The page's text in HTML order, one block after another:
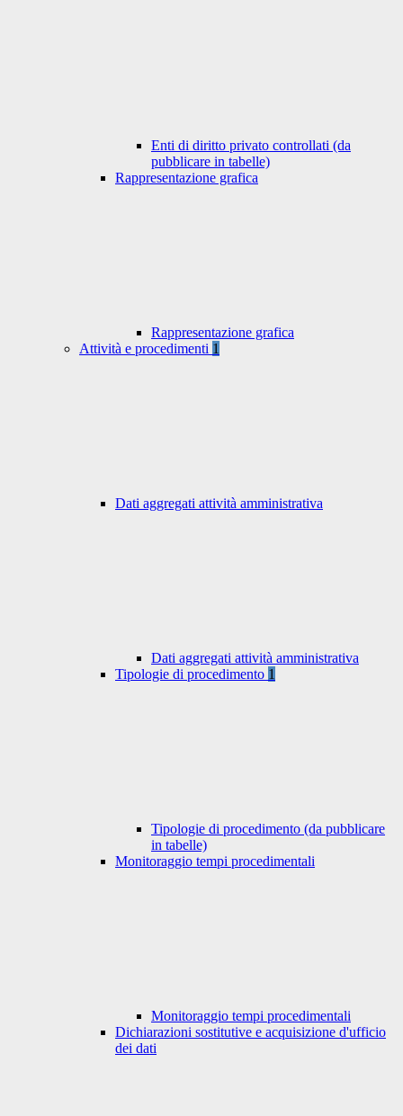
Enti di diritto privato controllati (da
pubblicare in tabelle)
Rappresentazione grafica
Rappresentazione grafica
Attività e procedimenti 1
Dati aggregati attività amministrativa
Dati aggregati attività amministrativa
Tipologie di procedimento 1
Tipologie di procedimento (da pubblicare
in tabelle)
Monitoraggio tempi procedimentali
Monitoraggio tempi procedimentali
Dichiarazioni sostitutive e acquisizione d'ufficio
dei dati